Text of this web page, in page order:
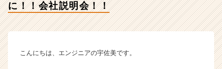
式
社
イ
に！！会社説明会！！
こんにちは、エンジニアの宇佐美です。